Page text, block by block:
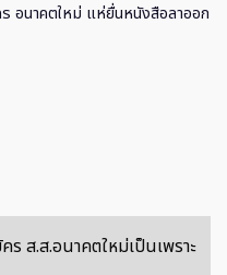
อนาคตใหม่ แห่ยื่นหนังสือลาออก
ส.ส.อนาคตใหม่เป็นเพราะ